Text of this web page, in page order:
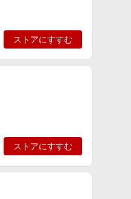
ストアにすすむ
ストアにすすむ